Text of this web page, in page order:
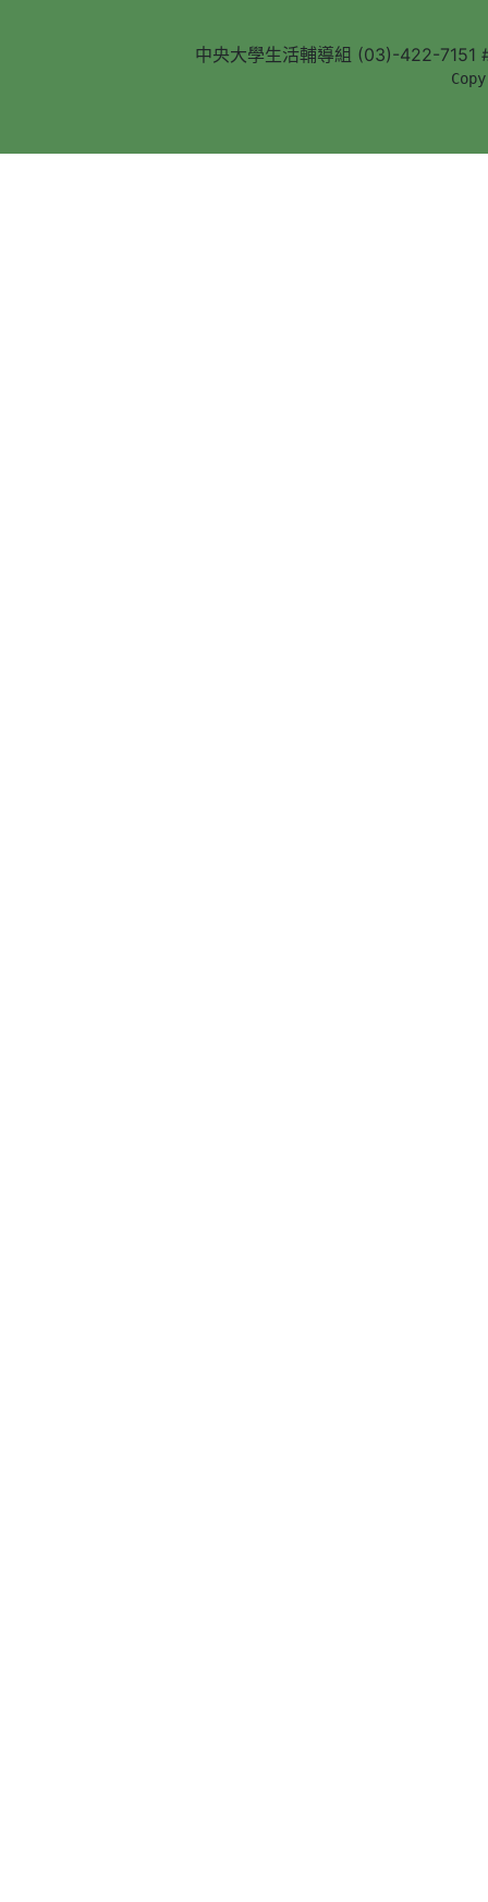
中央大學生活輔導組 (03)-422-7151